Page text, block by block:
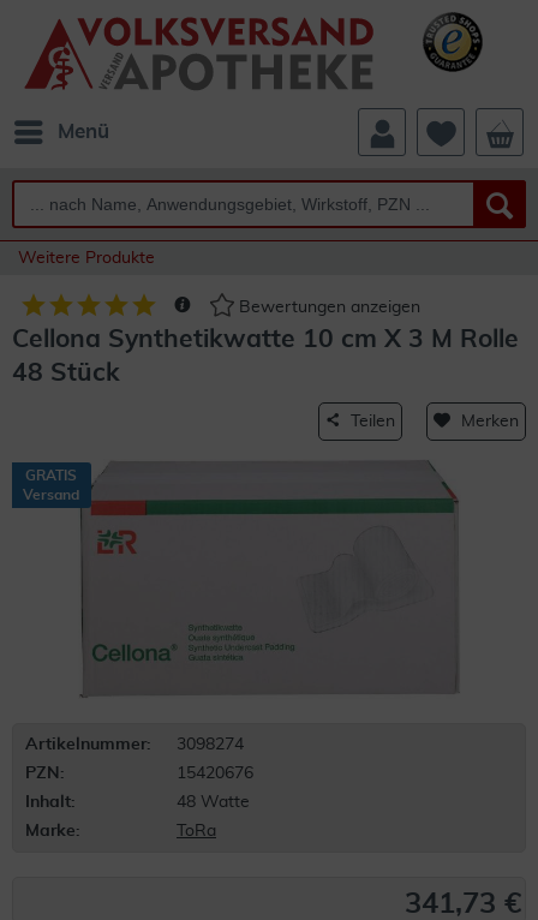
Menü
Weitere Produkte
Bewertungen anzeigen
Cellona Synthetikwatte 10 cm X 3 M Rolle
48 Stück
Teilen Merken
GRATIS
Versand
Artikelnummer:
3098274
PZN:
15420676
Inhalt:
48 Watte
Marke:
ToRa
341,73 €